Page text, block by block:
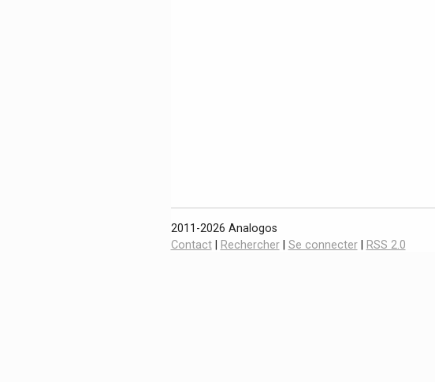
2011-2026 Analogos
Contact| Rechercher| Se connecter| RSS 2.0